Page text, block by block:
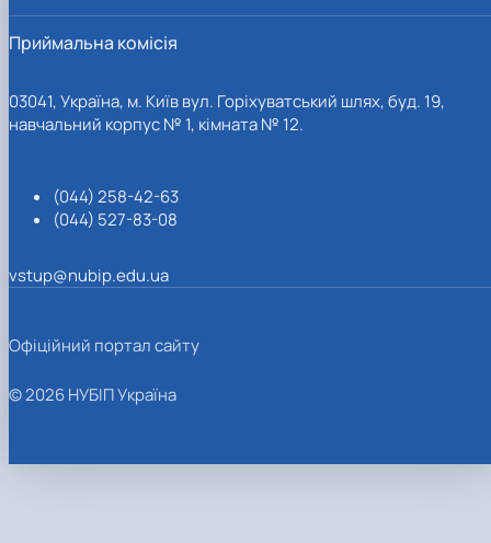
Приймальна комісія
03041, Україна, м. Київ вул. Горіхуватський шлях, буд. 19,
навчальний корпус № 1, кімната № 12.
(044) 258-42-63
(044) 527-83-08
vstup@nubip.edu.ua
Офіційний портал сайту
© 2026 НУБІП Україна